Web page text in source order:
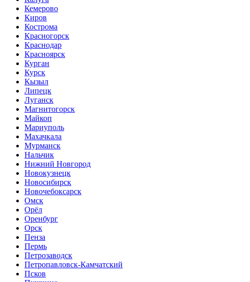
Кемерово
Киров
Кострома
Красногорск
Краснодар
Красноярск
Курган
Курск
Кызыл
Липецк
Луганск
Магнитогорск
Майкоп
Мариуполь
Махачкала
Мурманск
Нальчик
Нижний Новгород
Новокузнецк
Новосибирск
Новочебоксарск
Омск
Орёл
Оренбург
Орск
Пенза
Пермь
Петрозаводск
Петропавловск-Камчатский
Псков